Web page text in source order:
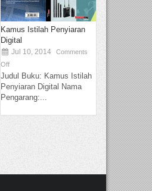
Kamus Istilah Penyiaran
Digital
Jul 10, 2014
Comments
Off
Judul Buku: Kamus Istilah
Penyiaran Digital Nama
Pengarang:...